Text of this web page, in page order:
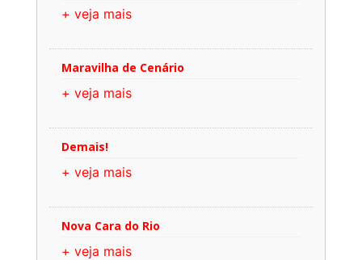
+ veja mais
Maravilha de Cenário
+ veja mais
Demais!
+ veja mais
Nova Cara do Rio
+ veja mais